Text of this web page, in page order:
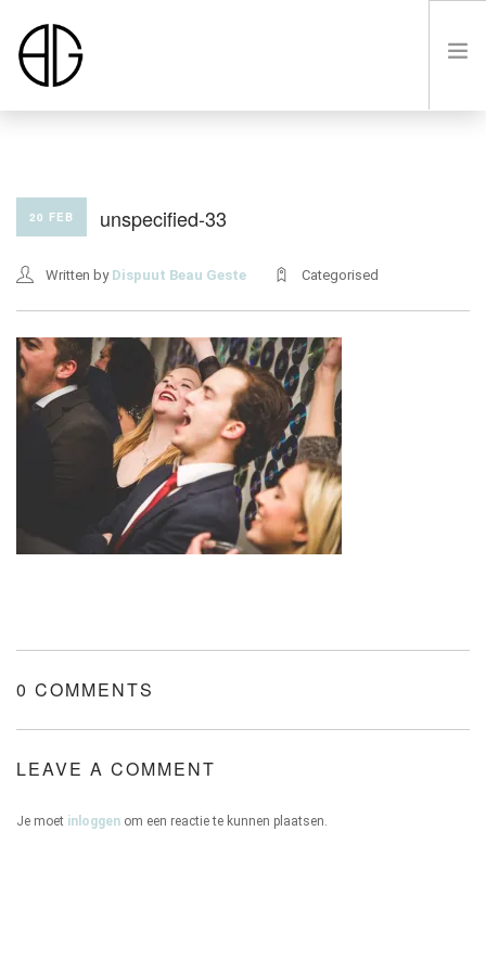
LUSTRUM VIII
CONTACT
20 FEB unspecified-33
Written by Dispuut Beau Geste Categorised
0 COMMENTS
LEAVE A COMMENT
Je moet inloggen om een reactie te kunnen plaatsen.